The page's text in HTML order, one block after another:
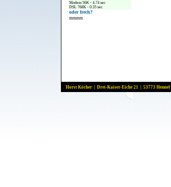
Modem 56K - 4.74 sec
DSL 768K - 0.35 sec
oder frech?
mmmm
Horst Köcher | Drei-Kaiser-Eiche 21 | 53773